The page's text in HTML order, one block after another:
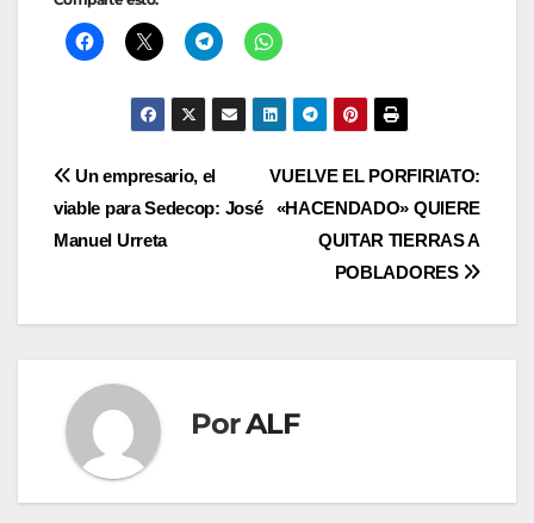
Navegación
de
VUELVE EL PORFIRIATO:
«HACENDADO» QUIERE
QUITAR TIERRAS A
POBLADORES
Un empresario, el
viable para Sedecop: José
Manuel Urreta
PorALF